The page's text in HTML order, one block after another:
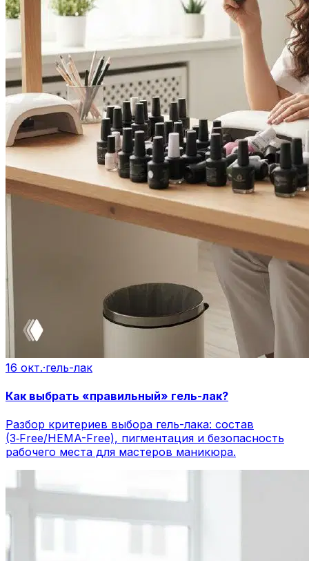
16 окт.·гель-лак
Как выбрать «правильный» гель-лак?
Разбор критериев выбора гель-лака: состав
(3‑Free/HEMA-Free), пигментация и безопасность
рабочего места для мастеров маникюра.